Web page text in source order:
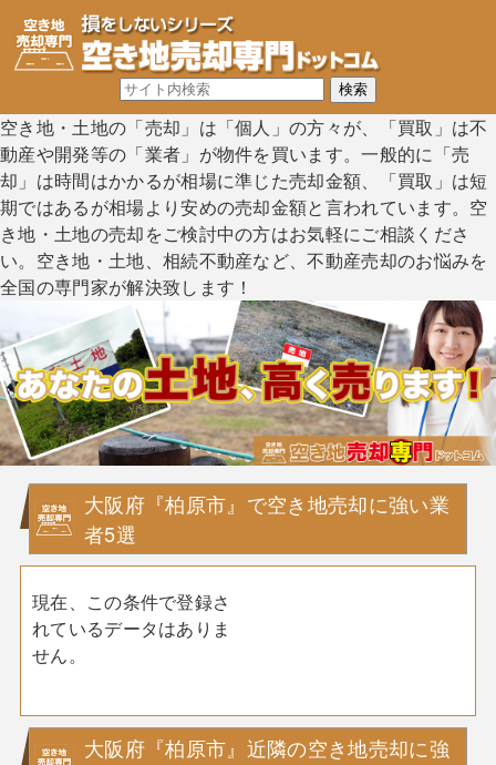
空き地・土地の「売却」は「個人」の方々が、「買取」は不
動産や開発等の「業者」が物件を買います。一般的に「売
却」は時間はかかるが相場に準じた売却金額、「買取」は短
期ではあるが相場より安めの売却金額と言われています。空
き地・土地の売却をご検討中の方はお気軽にご相談くださ
い。空き地・土地、相続不動産など、不動産売却のお悩みを
全国の専門家が解決致します！
大阪府『柏原市』で空き地売却に強い業
者5選
現在、この条件で登録さ
れているデータはありま
せん。
大阪府『柏原市』近隣の空き地売却に強